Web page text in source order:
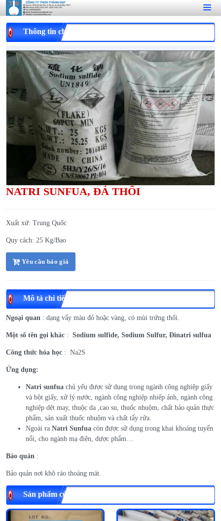
Thông tin chi tiết
NATRI SUNFUA, ĐÁ THỐI
Xuất xứ: Trung Quốc
Quy cách: 25 Kg/Bao
Yêu cầu báo giá
Mô tả chi tiết
Ngoại quan : dạng vẩy màu đỏ hoặc vàng, có mùi trứng thối.
Một số tên gọi khác : Sodium sulfide, Sodium Sulfur, Đinatri sulfua
Công thức hóa học : Na2S
Ứng dụng:
Natri sunfua chủ yếu được sử dụng trong ngành công nghiệp giấy
và bột giấy, xử lý nước, ngành công nghiệp nhiếp ảnh, ngành công
nghiệp dệt may, thuộc da ,cao su, thuốc nhuộm, chất bảo quản thực
phẩm, sản xuất thuốc nhuộm và chất tẩy rửa.
Ngoài ra Natri Sunfua còn được sử dụng trong khai khoáng tuyển
nổi, cho ngành mạ điện, dược phẩm…
Bảo quản :
Bảo quản nơi khô ráo thoáng mát.
Sản phẩm cùng loại